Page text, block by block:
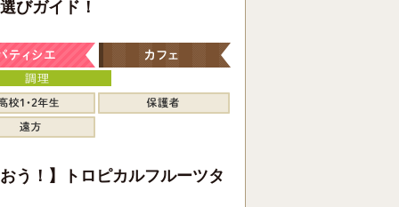
びガイド！
う！】トロピカルフルーツタ